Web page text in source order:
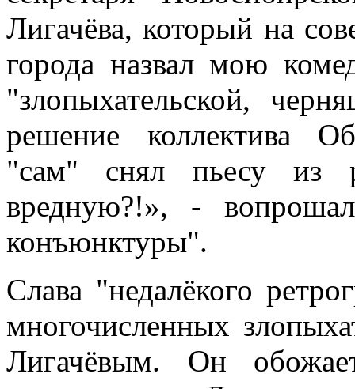
Лигачёва, который на
города назвал мою
"злопыхательской,
решение коллектива
"сам" снял пьесу из
вредную?!», -
конъюнктуры".
Слава "недалёкого
многочисленных
Лигачёвым. Он